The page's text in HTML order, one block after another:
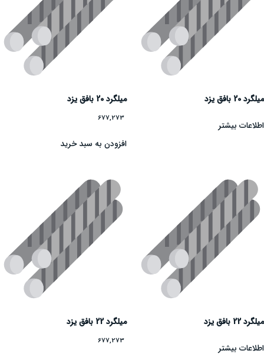
میلگرد 20 بافق یزد
اطلاعات بیشتر
میلگرد 20 بافق یزد
677,273
افزودن به سبد خرید
میلگرد 22 بافق یزد
اطلاعات بیشتر
میلگرد 22 بافق یزد
677,273